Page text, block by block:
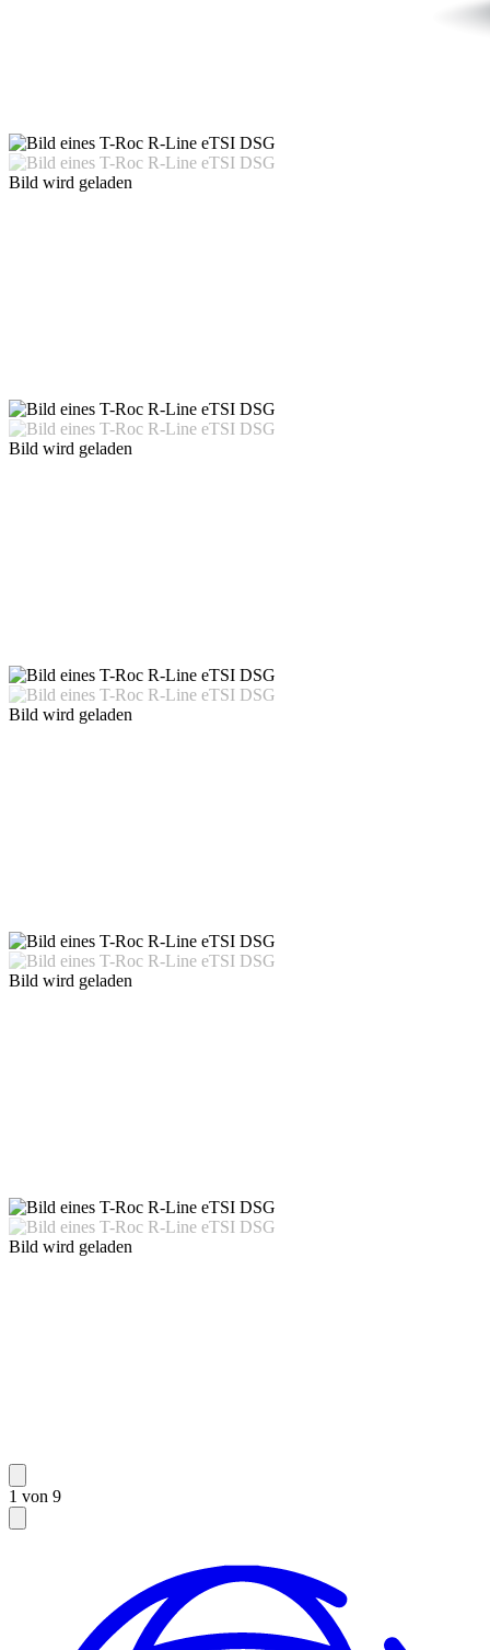
Bild wird geladen
Bild wird geladen
Bild wird geladen
Bild wird geladen
Bild wird geladen
1 von 9